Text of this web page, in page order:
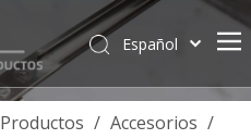
Español
简体中文
Productos / Accesorios /